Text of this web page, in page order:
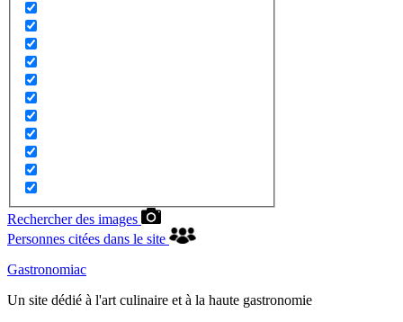
Rechercher des images
Personnes citées dans le site
Gastronomiac
Un site dédié à l'art culinaire et à la haute gastronomie